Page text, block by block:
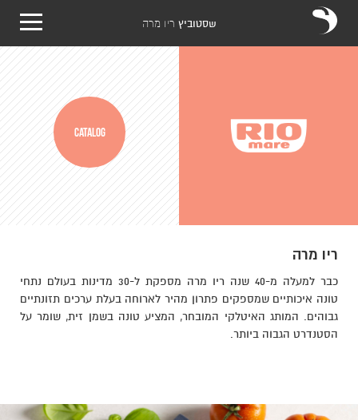
שסטוביץ ריו מרה
CATALOG
ריו מרה
כבר למעלה מ-40 שנה ריו מרה מספקת ל-30 מדינות בעולם נתחי
טונה איכותיים שמספקים פתרון מהיר לארוחה בעלת ערכים תזונתיים
גבוהים. המותג האיטלקי המובחר, המציע טונה בשמן זית, שומר על
הסטנדרט הגבוה ביותר.